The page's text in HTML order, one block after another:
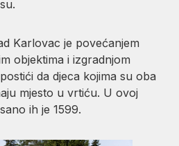
Karlovac je povećanjem
objektima i izgradnjom
da djeca kojima su oba
mjesto u vrtiću. U ovoj
ih je 1599.